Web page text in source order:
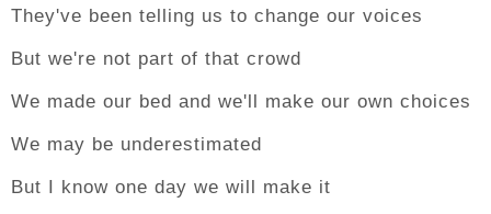
They've been telling us to change our voices
But we're not part of that crowd
We made our bed and we'll make our own choices
We may be underestimated
But I know one day we will make it